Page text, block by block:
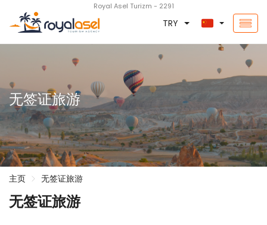
Royal Asel Turizm - 2291
TRY
无签证旅游
主页 无签证旅游
无签证旅游